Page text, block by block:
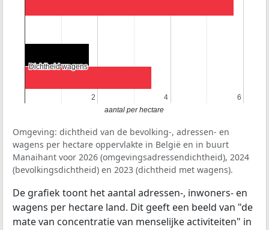
2
2 4
4 6
6
Dichtheid wagens
Dichtheid wagens
aantal per hectare
Omgeving: dichtheid van de bevolking-, adressen- en
wagens per hectare oppervlakte in België en in buurt
Manaihant voor 2026 (omgevingsadressendichtheid), 2024
(bevolkingsdichtheid) en 2023 (dichtheid met wagens).
De grafiek toont het aantal adressen-, inwoners- en
wagens per hectare land. Dit geeft een beeld van "de
mate van concentratie van menselijke activiteiten" in